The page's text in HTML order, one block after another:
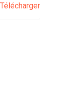
Télécharger